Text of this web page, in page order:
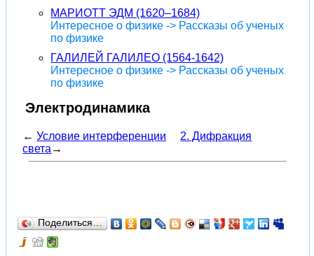
МАРИОТТ ЭДМ (1620–1684)
Интересное о физике -> Рассказы об ученых
по физике
ГАЛИЛЕЙ ГАЛИЛЕО (1564-1642)
Интересное о физике -> Рассказы об ученых
по физике
Электродинамика
←Условие интерференции
2. Дифракция
света →
Поделиться…